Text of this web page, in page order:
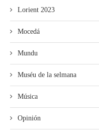
Lorient 2023
Mocedá
Mundu
Muséu de la selmana
Música
Opinión